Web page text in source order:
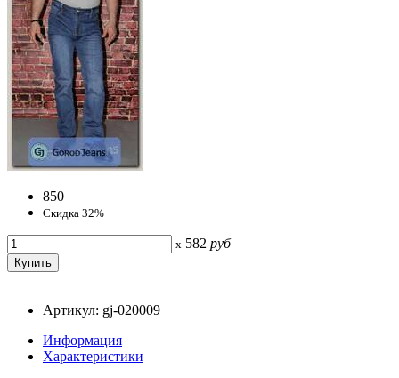
850
Скидка 32%
x 582 руб
Артикул: gj-020009
Информация
Характеристики